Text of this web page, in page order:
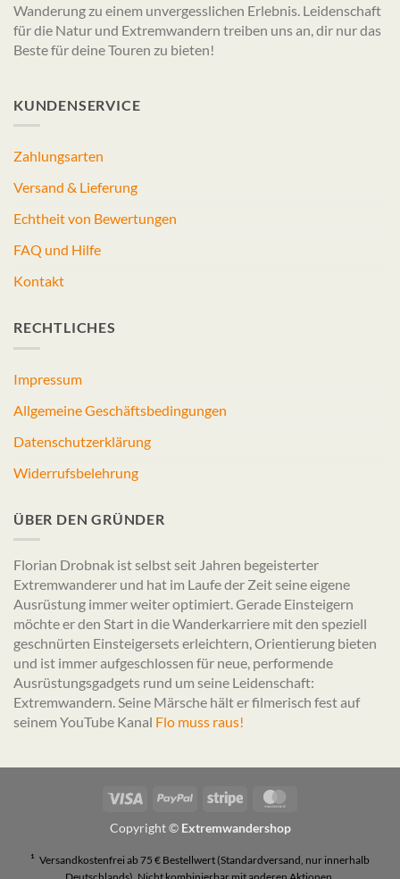
Wanderung zu einem unvergesslichen Erlebnis. Leidenschaft
für die Natur und Extremwandern treiben uns an, dir nur das
Beste für deine Touren zu bieten!
KUNDENSERVICE
Zahlungsarten
Versand & Lieferung
Echtheit von Bewertungen
FAQ und Hilfe
Kontakt
RECHTLICHES
Impressum
Allgemeine Geschäftsbedingungen
Datenschutzerklärung
Widerrufsbelehrung
ÜBER DEN GRÜNDER
Florian Drobnak ist selbst seit Jahren begeisterter
Extremwanderer und hat im Laufe der Zeit seine eigene
Ausrüstung immer weiter optimiert. Gerade Einsteigern
möchte er den Start in die Wanderkarriere mit den speziell
geschnürten Einsteigersets erleichtern, Orientierung bieten
und ist immer aufgeschlossen für neue, performende
Ausrüstungsgadgets rund um seine Leidenschaft:
Extremwandern. Seine Märsche hält er filmerisch fest auf
seinem YouTube Kanal Flo muss raus!
Visa PayPal Stripe
Copyright © Extremwandershop
¹ Versandkostenfrei ab 75 € Bestellwert (Standardversand, nur innerhalb
Deutschlands). Nicht kombinierbar mit anderen Aktionen.